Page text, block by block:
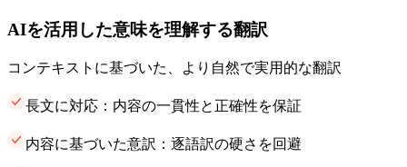
AIを活用した意味を理解する翻訳
コンテキストに基づいた、より自然で実用的な翻訳
長文に対応：内容の一貫性と正確性を保証
内容に基づいた意訳：逐語訳の硬さを回避